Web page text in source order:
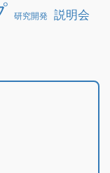
研究開発 説明会